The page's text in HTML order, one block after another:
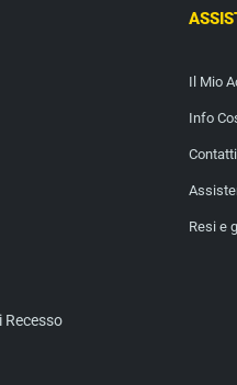
Il Mio
Info
Contatti
Resi e
Recesso